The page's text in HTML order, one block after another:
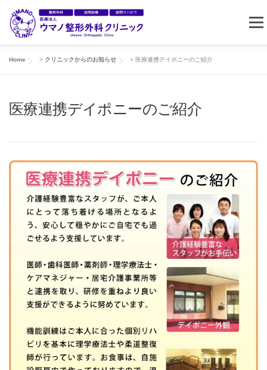
メ
ホーム クリニック案内
訪問リハビリ 求人情報 お問い合わせ
Home > クリニックからのお知らせ > 医療連携デイポニーのご紹介
医療連携デイポニーのご紹介